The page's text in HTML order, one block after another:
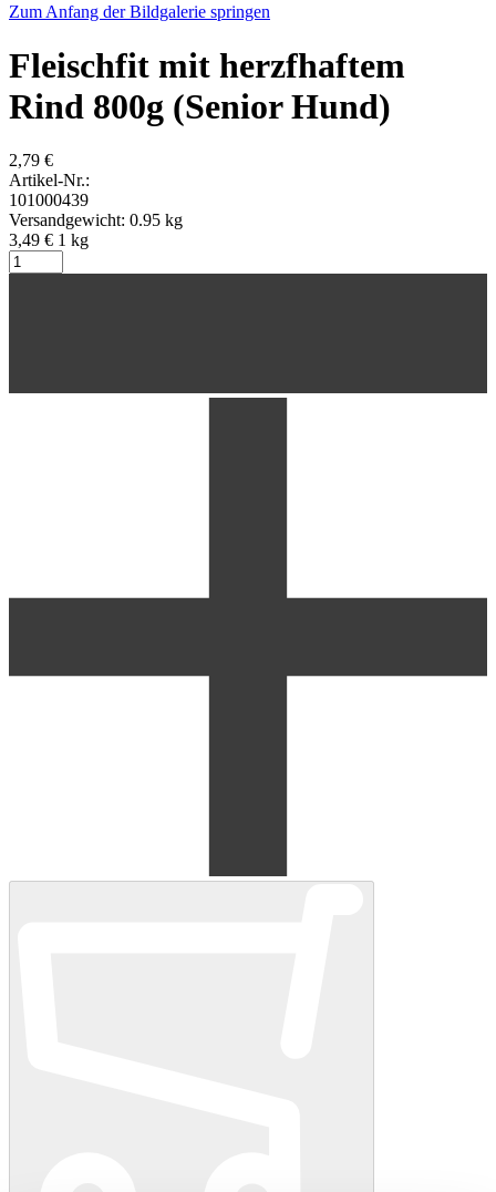
Zum Anfang der Bildgalerie springen
Fleischfit mit herzfhaftem
Rind 800g (Senior Hund)
2,79 €
Artikel-Nr.:
101000439
Versandgewicht: 0.95 kg
3,49 € 1 kg